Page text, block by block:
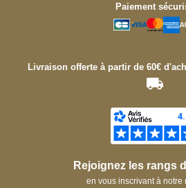
Paiement
Livraison offerte à partir de 60€
Rejoignez les rangs
en vous inscrivant à notre